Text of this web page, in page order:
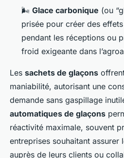
🌬️ Glace carbonique (ou
prisée pour créer des
pendant les réceptions ou
froid exigeante dans
Les sachets de glaçons
maniabilité, autorisant une
demande sans gaspillage
automatiques de glaçons
réactivité maximale, souvent
entreprises souhaitant assurer
auprès de leurs clients ou